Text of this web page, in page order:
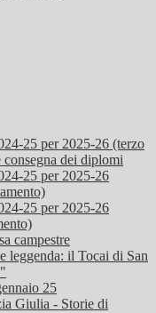
25 per 2025-26 (terzo
consegna dei diplomi
25 per 2025-26
25 per 2025-26
campestre
leggenda: il Tocai di San
25
Giulia - Storie di